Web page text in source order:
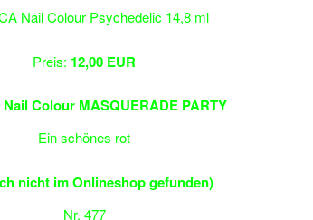
Nail Colour Psychedelic 14,8 ml
Preis: 12,00 EUR
Colour MASQUERADE PARTY
Ein schönes rot
nicht im Onlineshop gefunden)
Nr. 477